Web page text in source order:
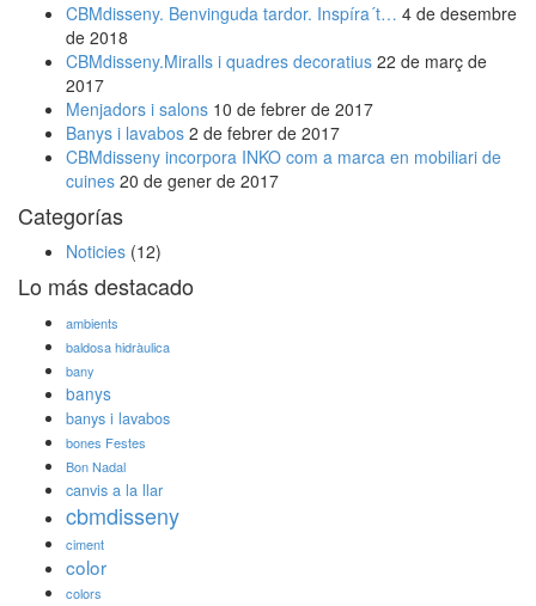
CBMdisseny. Benvinguda tardor. Inspíra´t… 4 de desembre
de 2018
CBMdisseny.Miralls i quadres decoratius 22 de març de
2017
Menjadors i salons 10 de febrer de 2017
Banys i lavabos 2 de febrer de 2017
CBMdisseny incorpora INKO com a marca en mobiliari de
cuines 20 de gener de 2017
Categorías
Noticies (12)
Lo más destacado
ambients
baldosa hidràulica
bany
banys
banys i lavabos
bones Festes
Bon Nadal
canvis a la llar
cbmdisseny
ciment
color
colors